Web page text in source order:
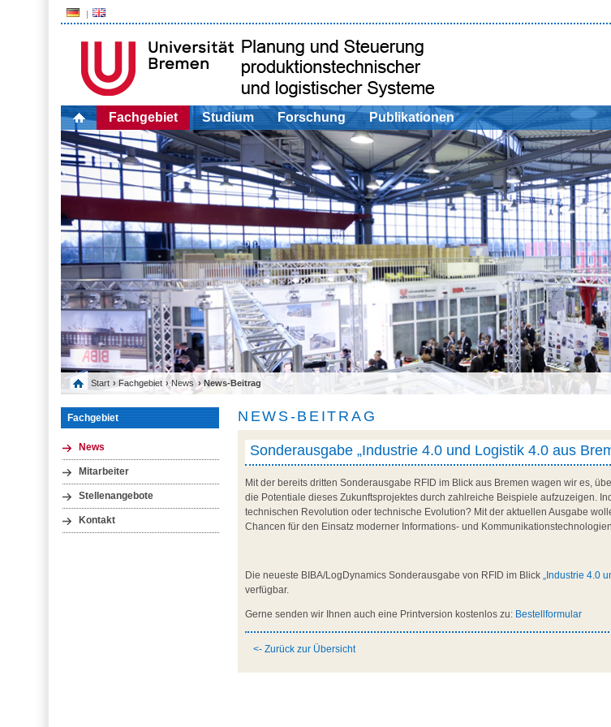
Fachgebiet Studium Forschung Publikationen
Start › Fachgebiet ›News › News-Beitrag
Fachgebiet
News
Mitarbeiter
Stellenangebote
Kontakt
NEWS-BEITRAG
Sonderausgabe „Industrie 4.0 und Logistik 4.0 aus
Mit der bereits dritten Sonderausgabe RFID im Blick aus Bremen wagen wir es,
die Potentiale dieses Zukunftsprojektes durch zahlreiche Beispiele aufzuzeigen.
technischen Revolution oder technische Evolution? Mit der aktuellen Ausgabe
Chancen für den Einsatz moderner Informations- und
Die neueste BIBA/LogDynamics Sonderausgabe von RFID im Blick„Industrie 4.0
verfügbar.
Gerne senden wir Ihnen auch eine Printversion kostenlos zu: Bestellformular
<- Zurück zur Übersicht